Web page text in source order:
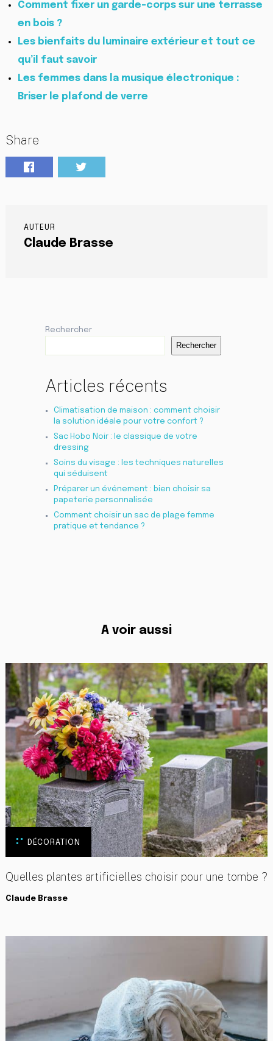
Comment fixer un garde-corps sur une terrasse
en bois ?
Les bienfaits du luminaire extérieur et tout ce
qu’il faut savoir
Les femmes dans la musique électronique :
Briser le plafond de verre
Share
AUTEUR
Claude Brasse
Rechercher
Rechercher
Articles récents
Climatisation de maison : comment choisir
la solution idéale pour votre confort ?
Sac Hobo Noir : le classique de votre
dressing
Soins du visage : les techniques naturelles
qui séduisent
Préparer un événement : bien choisir sa
papeterie personnalisée
Comment choisir un sac de plage femme
pratique et tendance ?
A voir aussi
DÉCORATION
Quelles plantes artificielles choisir pour une tombe ?
Claude Brasse